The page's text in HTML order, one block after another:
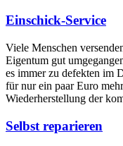
Einschick-Service
Viele Menschen
Eigentum gut
es immer zu defekten im
für nur ein paar Euro
Wiederherstellung der
Selbst reparieren